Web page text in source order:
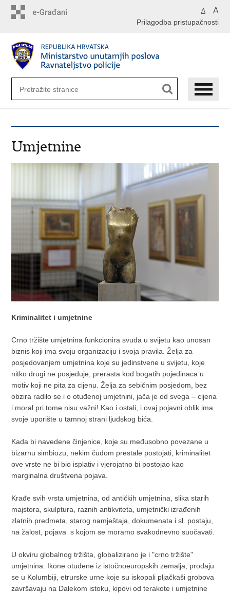
A A
Prilagodba pristupačnosti
Umjetnine
Kriminalitet i umjetnine
Crno tržište umjetnina funkcionira svuda u svijetu kao unosan
biznis koji ima svoju organizaciju i svoja pravila. Želja za
posjedovanjem umjetnina koje su jedinstvene u svijetu, koje
nitko drugi ne posjeduje, prerasta kod bogatih pojedinaca u
motiv koji ne pita za cijenu. Želja za sebičnim posjedom, bez
obzira radilo se i o otuđenoj umjetnini, jača je od svega – cijena
i moral pri tome nisu važni! Kao i ostali, i ovaj pojavni oblik ima
svoje uporište u tamnoj strani ljudskog bića.
Kada bi navedene činjenice, koje su međusobno povezane u
bizarnu simbiozu, nekim čudom prestale postojati, kriminalitet
ove vrste ne bi bio isplativ i vjerojatno bi postojao kao
marginalna društvena pojava.
Krađe svih vrsta umjetnina, od antičkih umjetnina, slika starih
majstora, skulptura, raznih antikviteta, umjetnički izrađenih
zlatnih predmeta, starog namještaja, dokumenata i sl. postaju,
na žalost, pojava s kojom se moramo svakodnevno suočavati.
U okviru globalnog tržišta, globalizirano je i "crno tržište"
umjetnina. Ikone otuđene iz istočnoeuropskih zemalja, prodaju
se u Kolumbiji, etrurske urne koje su iskopali pljačkaši grobova
završavaju na Dalekom istoku, kipovi od terakote i umjetnine